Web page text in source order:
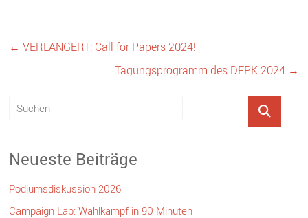
← VERLÄNGERT: Call for Papers 2024!
Tagungsprogramm des DFPK 2024 →
Neueste Beiträge
Podiumsdiskussion 2026
Campaign Lab: Wahlkampf in 90 Minuten